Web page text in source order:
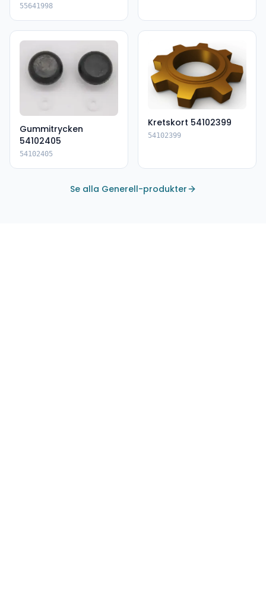
55641998
Gummitrycken
54102405
54102405
Kretskort 54102399
54102399
Se alla Generell-produkter